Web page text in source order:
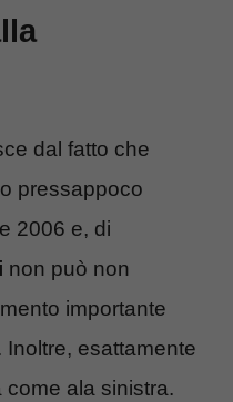
dal fatto che
pressappoco
2006 e, di
non può non
importante
Inoltre, esattamente
ala sinistra.